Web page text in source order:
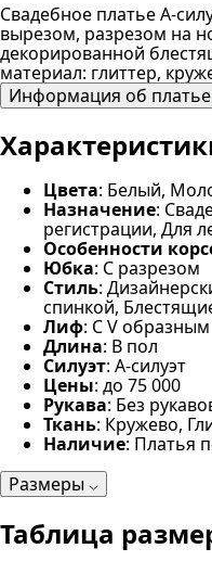
Свадебное платье А-
вырезом, разрезом на
декорированной
материал: глиттер,
Информация об платье
Цвета: Белый,
Назначение:
регистрации, Для
Особенности
Юбка: С разрезом
Стиль:
спинкой,
Лиф: С V
Длина: В пол
Силуэт: А-силуэт
Цены: до 75 000
Рукава: Без
Ткань: Кружево,
Наличие: Платья
Размеры
Таблица